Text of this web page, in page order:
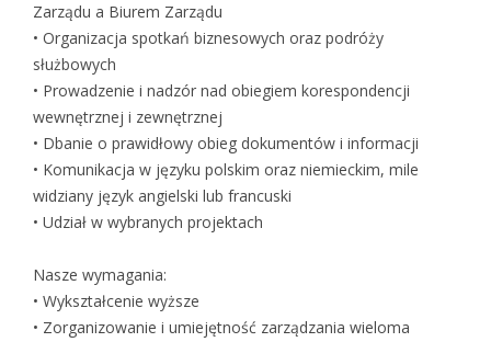
Zarządu a Biurem Zarządu
• Organizacja spotkań biznesowych oraz podróży
służbowych
• Prowadzenie i nadzór nad obiegiem korespondencji
wewnętrznej i zewnętrznej
• Dbanie o prawidłowy obieg dokumentów i informacji
• Komunikacja w języku polskim oraz niemieckim, mile
widziany język angielski lub francuski
• Udział w wybranych projektach
Nasze wymagania:
• Wykształcenie wyższe
• Zorganizowanie i umiejętność zarządzania wieloma